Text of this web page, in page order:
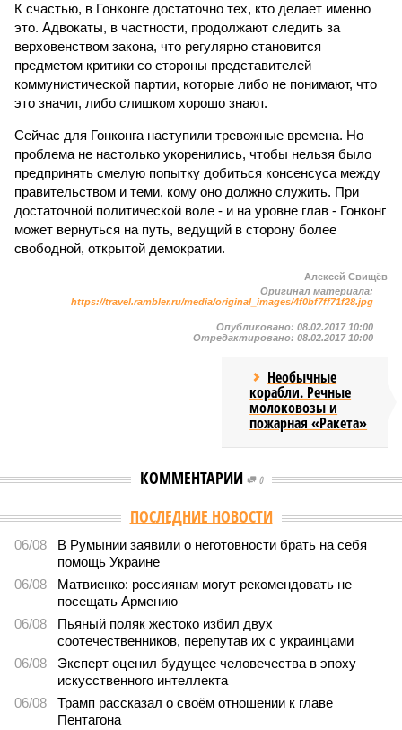
К счастью, в Гонконге достаточно тех, кто делает именно
это. Адвокаты, в частности, продолжают следить за
верховенством закона, что регулярно становится
предметом критики со стороны представителей
коммунистической партии, которые либо не понимают, что
это значит, либо слишком хорошо знают.
Сейчас для Гонконга наступили тревожные времена. Но
проблема не настолько укоренились, чтобы нельзя было
предпринять смелую попытку добиться консенсуса между
правительством и теми, кому оно должно служить. При
достаточной политической воле - и на уровне глав - Гонконг
может вернуться на путь, ведущий в сторону более
свободной, открытой демократии.
Алексей Свищёв
Оригинал материала:
https://travel.rambler.ru/media/original_images/4f0bf7ff71f28.jpg
Опубликовано: 08.02.2017 10:00
Отредактировано: 08.02.2017 10:00
Необычные
корабли. Речные
молоковозы и
пожарная «Ракета»
КОММЕНТАРИИ 0
ПОСЛЕДНИЕ НОВОСТИ
06/08
В Румынии заявили о неготовности брать на себя
помощь Украине
06/08
Матвиенко: россиянам могут рекомендовать не
посещать Армению
06/08
Пьяный поляк жестоко избил двух
соотечественников, перепутав их с украинцами
06/08
Эксперт оценил будущее человечества в эпоху
искусственного интеллекта
06/08
Трамп рассказал о своём отношении к главе
Пентагона